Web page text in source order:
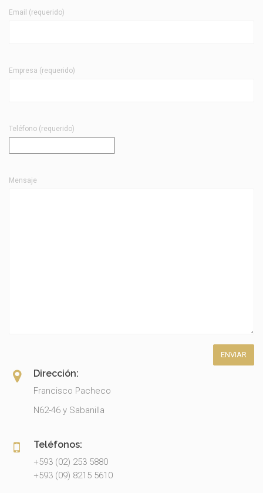
Email (requerido)
Empresa (requerido)
Teléfono (requerido)
Mensaje
Dirección:
Francisco Pacheco
N62-46 y Sabanilla
Teléfonos:
+593 (02) 253 5880
+593 (09) 8215 5610